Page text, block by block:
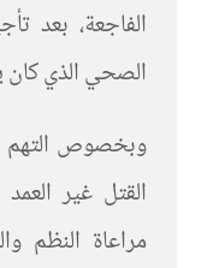
الفاجعة، بعد
الصحي الذي كان
وبخصوص التهم
القتل غير
مراعاة النظم